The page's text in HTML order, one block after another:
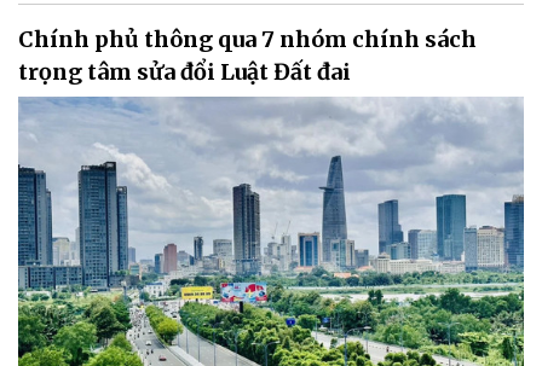
Chính phủ thông qua 7 nhóm chính sách
trọng tâm sửa đổi Luật Đất đai